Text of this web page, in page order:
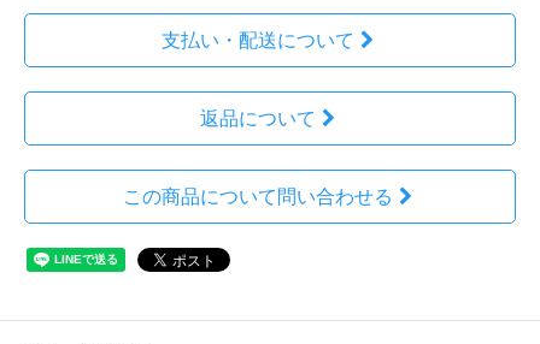
支払い・配送について
返品について
この商品について問い合わせる